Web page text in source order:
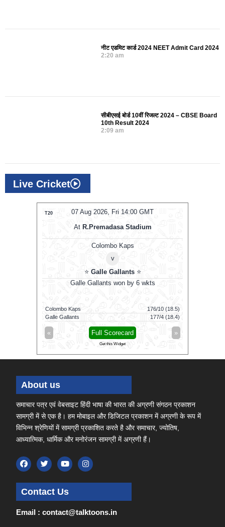
नीट एडमिट कार्ड 2024 NEET Admit Card 2024
2:20 am
सीबीएसई बोर्ड 10वीं रिजल्ट 2024 – CBSE Board
10th Result 2024
2:09 am
Live Cricket
07 Aug 2026, Fri 14:00 GMT
T20
At R.Premadasa Stadium
Colombo Kaps
v
⭐Galle Gallants ⭐
Galle Gallants won by 6 wkts
Colombo Kaps
176/10 (18.5)
Galle Gallants
177/4 (18.4)
« »
Full Scorecard
Get this Widget
About us
समाचार पत्र एवं वेबसाइट हिंदी भाषा की भारत की अग्रणी संगठन प्रकाशन
सामग्री में से एक है। हम मोबाइल और डिजिटल प्रकाशन में अग्रणी के रूप में
विभिन्न श्रेणियों में सामग्री प्रकाशित करते है और समाचार, ज्योतिष,
आध्यात्मिक, धार्मिक और मनोरंजन सामग्री में अग्रणी हैं।
Contact Us
Email : contact@talktoons.in